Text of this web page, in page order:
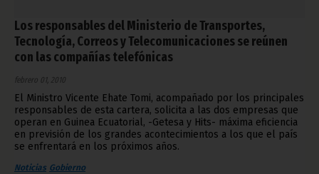
Los responsables del Ministerio de Transportes,
Tecnología, Correos y Telecomunicaciones se reúnen
con las compañías telefónicas
febrero 01, 2010
El Ministro Vicente Ehate Tomi, acompañado por los principales
responsables de esta cartera, solicita a las dos empresas que
operan en Guinea Ecuatorial, -Getesa y Hits- máxima eficiencia
en previsión de los grandes acontecimientos a los que el país
se enfrentará en los próximos años.
Noticias Gobierno